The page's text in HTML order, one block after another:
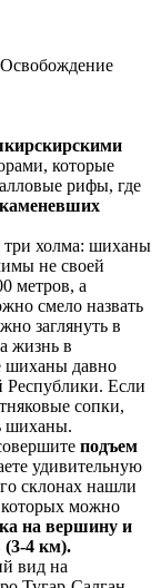
Освобождение
которые
рифы, где
три холма: шиханы
не своей
метров, а
смело назвать
заглянуть в
жизнь в
шиханы давно
Республики. Если
сопки,
шиханы.
подъем
удивительную
склонах нашли
можно
на вершину и
(3-4 км).
вид на